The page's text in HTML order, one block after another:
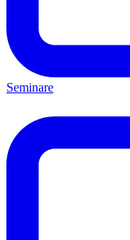
Seminare